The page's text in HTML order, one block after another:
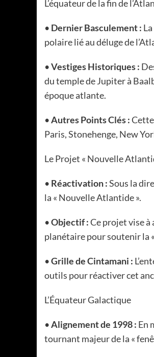
L’équateur de la fin de
• Dernier Basculement :
polaire lié au déluge de
•Vestiges Historiques :
du temple de Jupiter à
époque atlante.
•Autres Points Clés :
Paris, Stonehenge, New
Le Projet « Nouvelle
• Réactivation :Sous la
la « Nouvelle Atlantide ».
•Objectif :Ce projet vise à
planétaire pour soutenir la
•Grille de Cintamani :
outils pour réactiver cet
L’Équateur Galactique
•Alignement de 1998 : En
tournant majeur de la «